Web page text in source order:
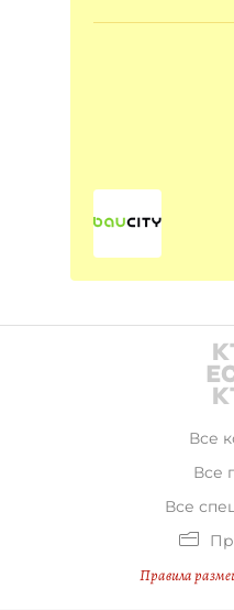
Все
Все
Все
Правила